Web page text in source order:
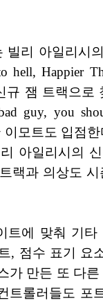
빌리 아일리시
hell, Happier
규 잼 트랙으로
guy, you
모트도 입점
아일리시의
랙과 의상도
트에 맞춰 기타
, 점수 표기 요
가 만든 또 다른
트롤러들도 포